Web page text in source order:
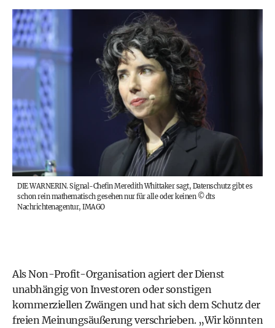
DIE WARNERIN. Signal-Chefin Meredith Whittaker sagt, Datenschutz gibt es
schon rein mathematisch gesehen nur für alle oder keinen©dts
Nachrichtenagentur, IMAGO
Als Non-Profit-Organisation agiert der Dienst
unabhängig von Investoren oder sonstigen
kommerziellen Zwängen und hat sich dem Schutz der
freien Meinungsäußerung verschrieben. „Wir könnten